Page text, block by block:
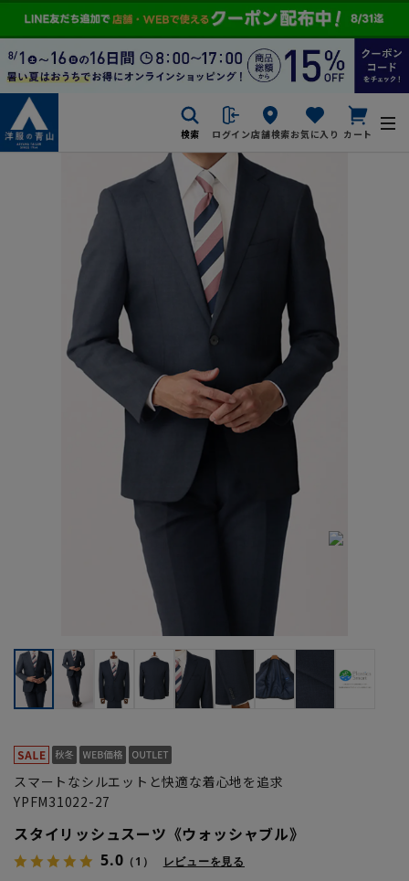
検索 ログイン店舗検索お気に入り カート
スマートなシルエットと快適な着心地を追求
YPFM31022-27
スタイリッシュスーツ《ウォッシャブル》
5.0 （1） レビューを見る